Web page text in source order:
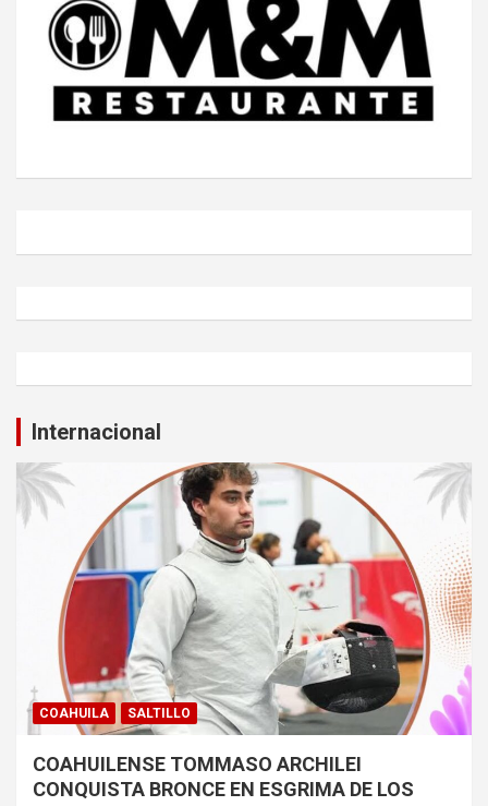
Internacional
COAHUILA SALTILLO
COAHUILENSE TOMMASO ARCHILEI
CONQUISTA BRONCE EN ESGRIMA DE LOS